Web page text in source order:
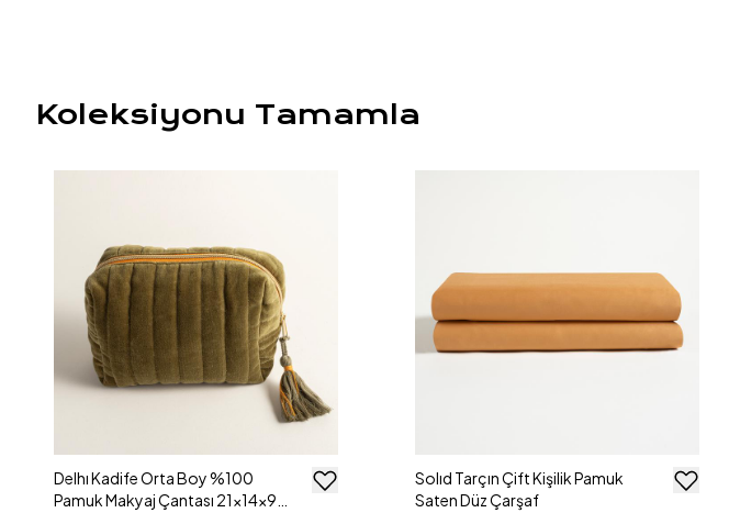
Koleksiyonu Tamamla
Delhı Kadife Orta Boy %100
Pamuk Makyaj Çantası 21x14x9
Solıd Tarçın Çift Kişilik Pamuk
Saten Düz Çarşaf